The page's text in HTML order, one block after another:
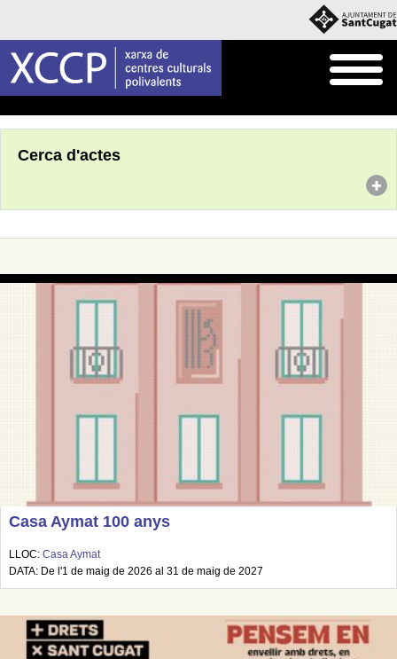
Cerca d'actes
Casa Aymat 100 anys
LLOC: Casa Aymat
DATA: De l'1 de maig de 2026 al 31 de maig de 2027